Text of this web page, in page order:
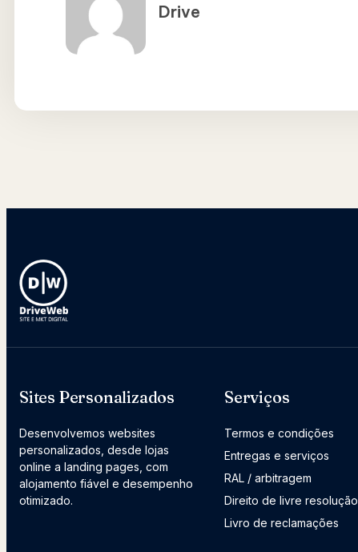
Drive
Sites Personalizados
Desenvolvemos websites
personalizados, desde lojas
online a landing pages, com
alojamento fiável e desempenho
otimizado.
Serviços
Termos e condições
Entregas e serviços
RAL / arbitragem
Direito de livre resolução
Livro de reclamações